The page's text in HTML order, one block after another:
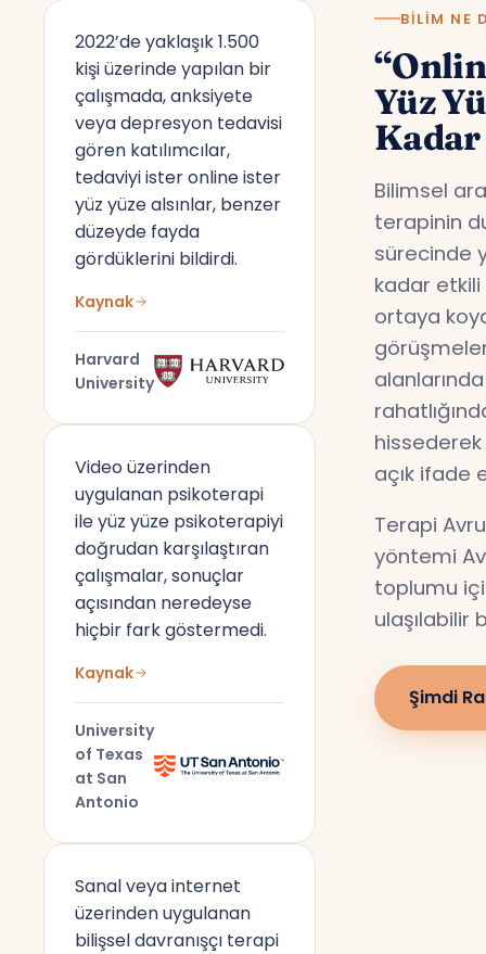
2022’de yaklaşık 1.500
kişi üzerinde yapılan bir
çalışmada, anksiyete
veya depresyon tedavisi
gören katılımcılar,
tedaviyi ister online ister
yüz yüze alsınlar, benzer
düzeyde fayda
gördüklerini bildirdi.
Kaynak
Harvard
University
Video üzerinden
uygulanan psikoterapi
ile yüz yüze psikoterapiyi
doğrudan karşılaştıran
çalışmalar, sonuçlar
açısından neredeyse
hiçbir fark göstermedi.
Kaynak
University
of Texas
at San
Antonio
Sanal veya internet
üzerinden uygulanan
bilişsel davranışçı terapi
BILIM NE
Yüz
Bilimsel
terapinin
sürecinde
kadar
ortaya
açık ifade
Terapi
yöntemi
toplumu
ulaşılabilir
Şimdi